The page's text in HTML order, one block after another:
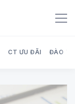
CT ƯU ĐÃI ĐÀO